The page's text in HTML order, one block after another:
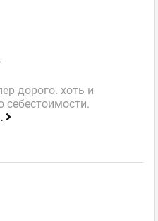
дорого. хоть и
себестоимости.